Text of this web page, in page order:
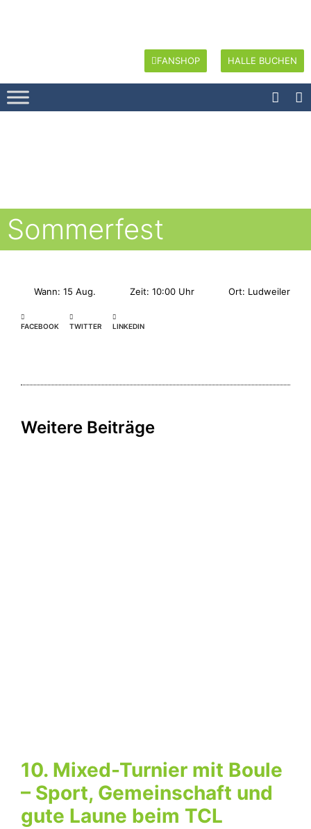
FANSHOP HALLE BUCHEN
Sommerfest
Wann: 15 Aug. Zeit: 10:00 Uhr Ort: Ludweiler
FACEBOOK TWITTER LINKEDIN
Weitere Beiträge
10. Mixed-Turnier mit Boule
– Sport, Gemeinschaft und
gute Laune beim TCL